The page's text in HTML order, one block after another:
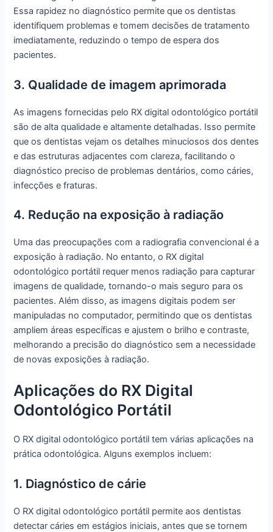
Essa rapidez no diagnóstico permite que os dentistas
identifiquem problemas e tomem decisões de tratamento
imediatamente, reduzindo o tempo de espera dos
pacientes.
3. Qualidade de imagem aprimorada
As imagens fornecidas pelo RX digital odontológico portátil
são de alta qualidade e altamente detalhadas. Isso permite
que os dentistas vejam os detalhes minuciosos dos dentes
e das estruturas adjacentes com clareza, facilitando o
diagnóstico preciso de problemas dentários, como cáries,
infecções e fraturas.
4. Redução na exposição à radiação
Uma das preocupações com a radiografia convencional é a
exposição à radiação. No entanto, o RX digital
odontológico portátil requer menos radiação para capturar
imagens de qualidade, tornando-o mais seguro para os
pacientes. Além disso, as imagens digitais podem ser
manipuladas no computador, permitindo que os dentistas
ampliem áreas específicas e ajustem o brilho e contraste,
melhorando a precisão do diagnóstico sem a necessidade
de novas exposições à radiação.
Aplicações do RX Digital
Odontológico Portátil
O RX digital odontológico portátil tem várias aplicações na
prática odontológica. Alguns exemplos incluem:
1. Diagnóstico de cárie
O RX digital odontológico portátil permite aos dentistas
detectar cáries em estágios iniciais, antes que se tornem